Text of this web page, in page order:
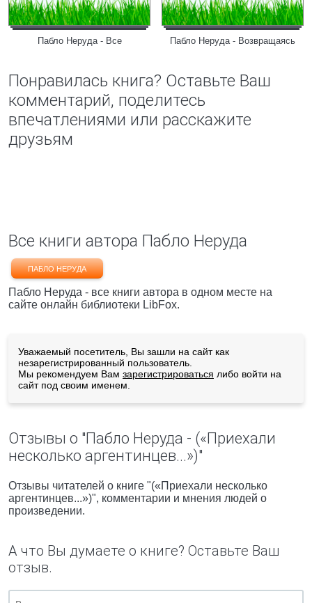
Пабло Неруда - Все Пабло Неруда - Возвращаясь
Понравилась книга? Оставьте Ваш
комментарий, поделитесь
впечатлениями или расскажите
друзьям
Все книги автора Пабло Неруда
ПАБЛО НЕРУДА
Пабло Неруда - все книги автора в одном месте на
сайте онлайн библиотеки LibFox.
Уважаемый посетитель, Вы зашли на сайт как
незарегистрированный пользователь.
Мы рекомендуем Вам зарегистрироваться либо войти на
сайт под своим именем.
Отзывы о "Пабло Неруда - («Приехали
несколько аргентинцев...»)"
Отзывы читателей о книге "(«Приехали несколько
аргентинцев...»)", комментарии и мнения людей о
произведении.
А что Вы думаете о книге? Оставьте Ваш
отзыв.